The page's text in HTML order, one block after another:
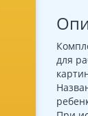
для